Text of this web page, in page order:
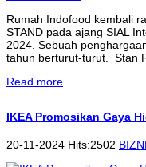
Rumah Indofood kembali
STAND pada ajang SIAL
2024. Sebuah
tahun berturut-turut. Stan
Read more
IKEA Promosikan Gaya
20-11-2024 Hits:2502